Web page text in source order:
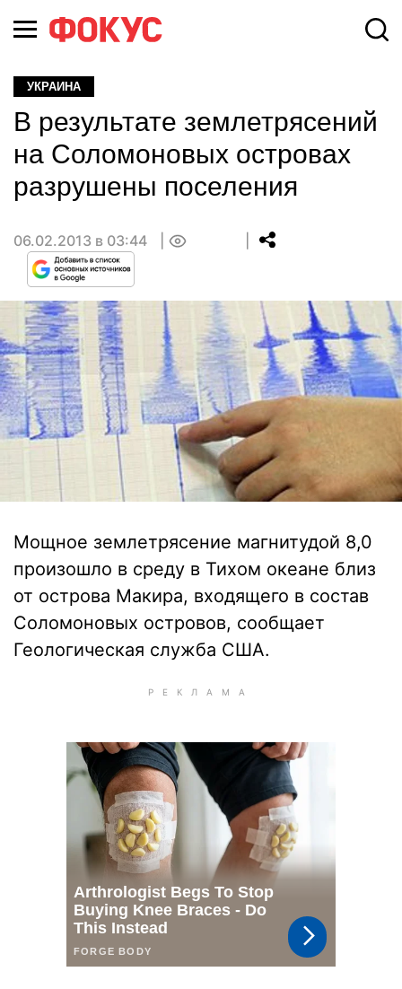
УКРАИНА
В результате землетрясений
на Соломоновых островах
разрушены поселения
06.02.2013 в 03:44
Мощное землетрясение магнитудой 8,0
произошло в среду в Тихом океане близ
от острова Макира, входящего в состав
Соломоновых островов, сообщает
Геологическая служба США.